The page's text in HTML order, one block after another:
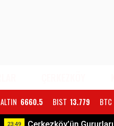
ALTIN 6660.5 BIST 13.779 BTC
23:57